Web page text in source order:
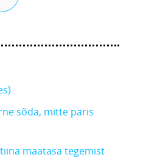
sõda, mitte päris
maatasa tegemist